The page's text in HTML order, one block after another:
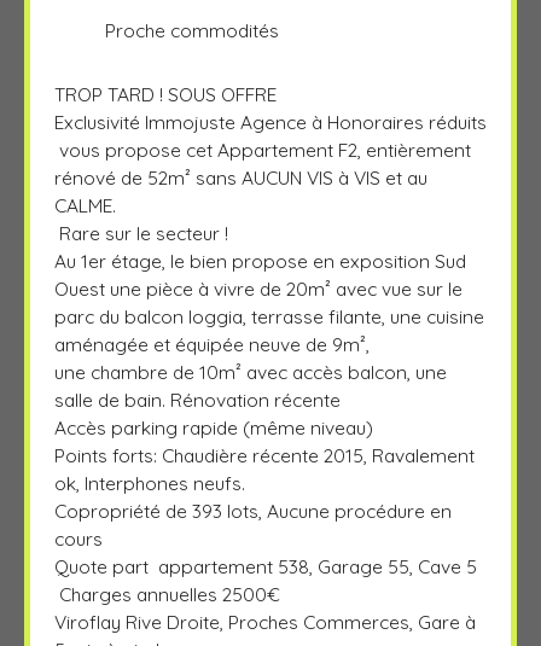
Proche commodités
TROP TARD ! SOUS OFFRE
Exclusivité Immojuste Agence à Honoraires réduits
vous propose cet Appartement F2, entièrement
rénové de 52m² sans AUCUN VIS à VIS et au
CALME.
Rare sur le secteur !
Au 1er étage, le bien propose en exposition Sud
Ouest une pièce à vivre de 20m² avec vue sur le
parc du balcon loggia, terrasse filante, une cuisine
aménagée et équipée neuve de 9m²,
une chambre de 10m² avec accès balcon, une
salle de bain. Rénovation récente
Accès parking rapide (même niveau)
Points forts: Chaudière récente 2015, Ravalement
ok, Interphones neufs.
Copropriété de 393 lots, Aucune procédure en
cours
Quote part appartement 538, Garage 55, Cave 5
Charges annuelles 2500€
Viroflay Rive Droite, Proches Commerces, Gare à